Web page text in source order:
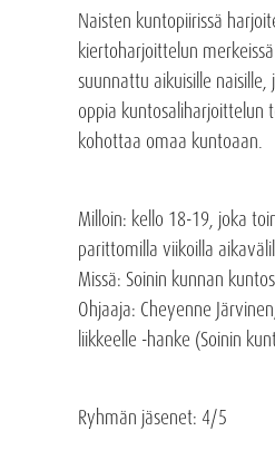
Naisten kuntopiirissä
kiertoharjoittelun
suunnattu aikuisille
oppia kuntosaliharjoittelun
kohottaa omaa kuntoaan.
Milloin: kello 18-19, joka
parittomilla viikoilla
Missä: Soinin kunnan
Ohjaaja: Cheyenne
liikkeelle -hanke (Soinin
Ryhmän jäsenet: 4/5